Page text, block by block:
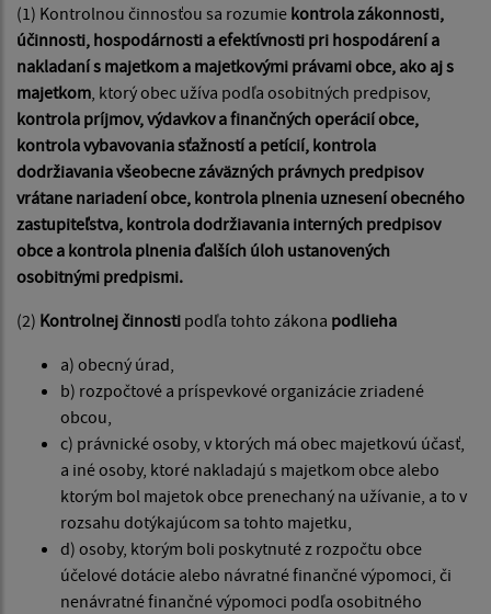
(1) Kontrolnou činnosťou sa rozumie kontrola zákonnosti,
účinnosti, hospodárnosti a efektívnosti pri hospodárení a
nakladaní s majetkom a majetkovými právami obce, ako aj s
majetkom , ktorý obec užíva podľa osobitných predpisov,
kontrola príjmov, výdavkov a finančných operácií obce,
kontrola vybavovania sťažností a petícií, kontrola
dodržiavania všeobecne záväzných právnych predpisov
vrátane nariadení obce, kontrola plnenia uznesení obecného
zastupiteľstva, kontrola dodržiavania interných predpisov
obce a kontrola plnenia ďalších úloh ustanovených
osobitnými predpismi.
(2) Kontrolnej činnosti podľa tohto zákona podlieha
a) obecný úrad,
b) rozpočtové a príspevkové organizácie zriadené
obcou,
c) právnické osoby, v ktorých má obec majetkovú účasť,
a iné osoby, ktoré nakladajú s majetkom obce alebo
ktorým bol majetok obce prenechaný na užívanie, a to v
rozsahu dotýkajúcom sa tohto majetku,
d) osoby, ktorým boli poskytnuté z rozpočtu obce
účelové dotácie alebo návratné finančné výpomoci, či
nenávratné finančné výpomoci podľa osobitného